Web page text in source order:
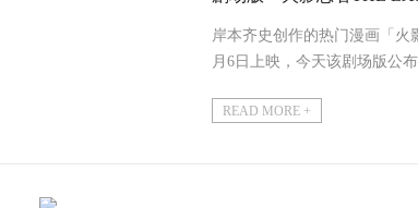
岸本齐史创作的热门漫画「
月6日上映，今天该剧场版公
READ MORE +